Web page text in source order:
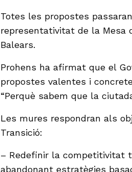
Totes les propostes
representativitat de la Mesa
Balears.
Prohens ha afirmat que el
propostes valentes i
“Perquè sabem que la
Les mures respondran als
Transició:
– Redefinir la competitivitat
abandonant estratègies